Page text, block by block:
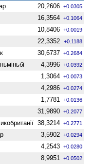
20,2606 +0.0305
16,3564 +0.1064
10,8406 +0.0019
22,3352 +0.1188
30,6737 +0.2684
4,3996 +0.0392
1,3064 +0.0073
4,2986 +0.0274
1,7781 +0.0136
31,9890 +0.2077
38,3214 +0.2771
3,5902 +0.0294
4,2543 +0.0280
8,9951 +0.0502